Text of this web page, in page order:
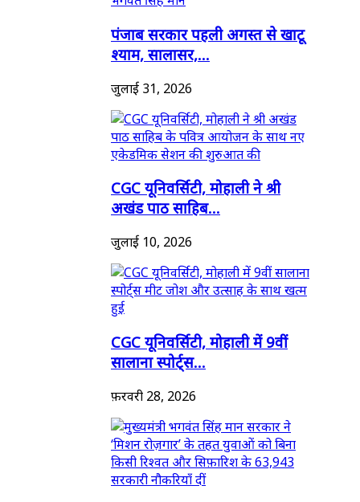
पंजाब सरकार पहली अगस्त से खाटू
श्याम, सालासर,...
जुलाई 31, 2026
CGC यूनिवर्सिटी, मोहाली ने श्री
अखंड पाठ साहिब...
जुलाई 10, 2026
CGC यूनिवर्सिटी, मोहाली में 9वीं
सालाना स्पोर्ट्स...
फ़रवरी 28, 2026